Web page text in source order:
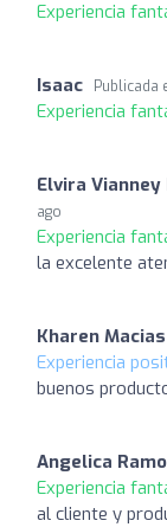
Experiencia
Isaac Publicada
Experiencia
Elvira Vianney
ago
Experiencia
la excelente
Kharen
Experiencia
buenos
Angelica
Experiencia
al cliente y